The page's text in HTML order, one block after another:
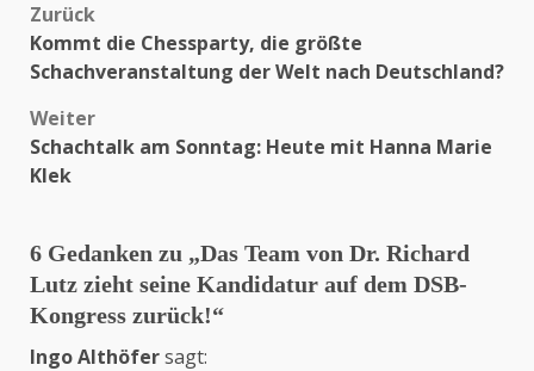
Beitragsnavigation
Zurück
Kommt die Chessparty, die größte
Schachveranstaltung der Welt nach Deutschland?
Weiter
Schachtalk am Sonntag: Heute mit Hanna Marie
Klek
6 Gedanken zu „Das Team von Dr. Richard
Lutz zieht seine Kandidatur auf dem DSB-
Kongress zurück!“
Ingo Althöfersagt: